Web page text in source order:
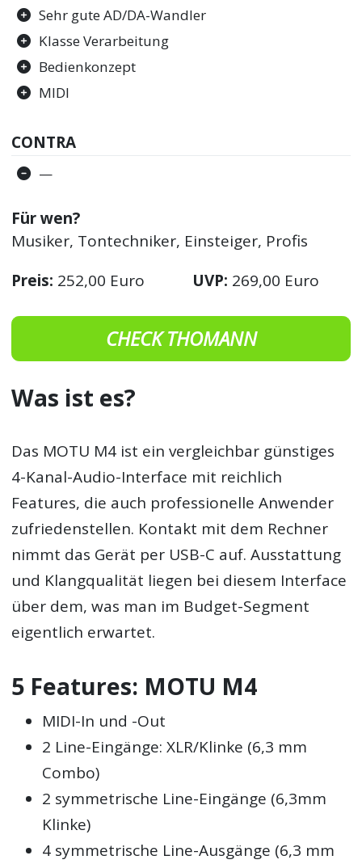
Sehr gute AD/DA-Wandler
Klasse Verarbeitung
Bedienkonzept
MIDI
CONTRA
—
Für wen?
Musiker, Tontechniker, Einsteiger, Profis
Preis: 252,00 Euro UVP: 269,00 Euro
CHECK THOMANN
Was ist es?
Das MOTU M4 ist ein vergleichbar günstiges
4-Kanal-Audio-Interface mit reichlich
Features, die auch professionelle Anwender
zufriedenstellen. Kontakt mit dem Rechner
nimmt das Gerät per USB-C auf. Ausstattung
und Klangqualität liegen bei diesem Interface
über dem, was man im Budget-Segment
eigentlich erwartet.
5 Features: MOTU M4
MIDI-In und -Out
2 Line-Eingänge: XLR/Klinke (6,3 mm
Combo)
2 symmetrische Line-Eingänge (6,3mm
Klinke)
4 symmetrische Line-Ausgänge (6,3 mm